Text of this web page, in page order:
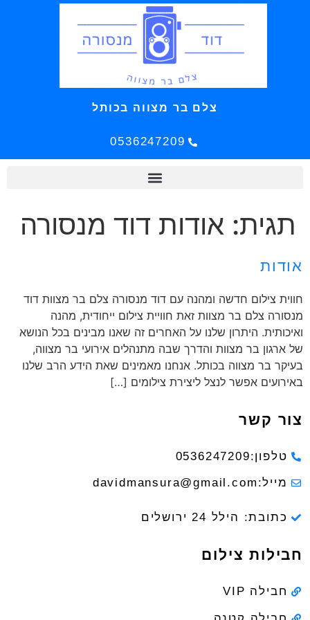
צלם בר מצווה בכותל
0536247209
תגית: אודות דוד מנסורה
אודות
חווית צילום חדשה ומהנה עם דוד מנסורה צלם בר מצוות דוד
מנסורה צלם בר מצוות זאת חוויית צילום ייחודית, מהנה
ואיכותית. היתרון שלנו על האחרים זה שאנו מבינים בכל הנושא
של ארגון בר מצוות והדרך שבה מתנהלים אירועי בר מצווה,
בעיקר בר מצווה בכותל. אנחנו מאמינים שאת הידע הרב שלנו
באירועים אפשר לנצל ליצירת צילומים […]
צור קשר
טלפון:0536247209
מייל:davidmansura@gmail.com
כתובת: הילל 24 ירושלים
חבילות צילום
חבילה VIP